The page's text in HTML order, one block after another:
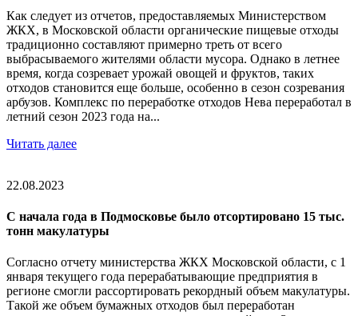
Как следует из отчетов, предоставляемых Министерством
ЖКХ, в Московской области органические пищевые отходы
традиционно составляют примерно треть от всего
выбрасываемого жителями области мусора. Однако в летнее
время, когда созревает урожай овощей и фруктов, таких
отходов становится еще больше, особенно в сезон созревания
арбузов. Комплекс по переработке отходов Нева переработал в
летний сезон 2023 года на...
Читать далее
22.08.2023
С начала года в Подмосковье было отсортировано 15 тыс.
тонн макулатуры
Согласно отчету министерства ЖКХ Московской области, с 1
января текущего года перерабатывающие предприятия в
регионе смогли рассортировать рекордный объем макулатуры.
Такой же объем бумажных отходов был переработан